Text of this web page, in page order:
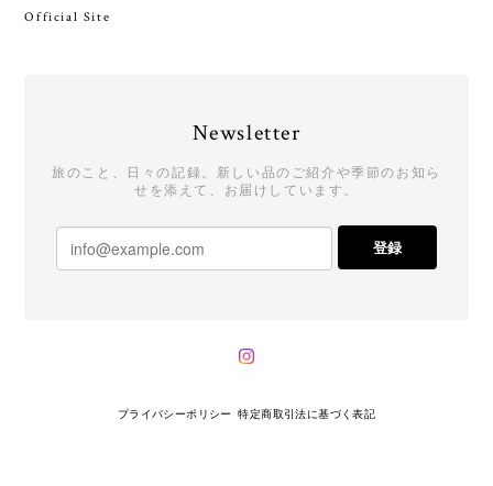
Official Site
Newsletter
旅のこと、日々の記録。新しい品のご紹介や季節のお知ら
せを添えて、お届けしています。
登録
プライバシーポリシー 特定商取引法に基づく表記